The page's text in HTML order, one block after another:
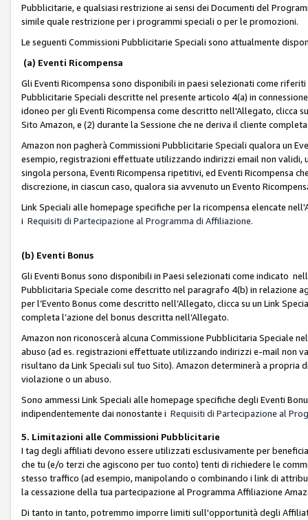
Pubblicitarie, e qualsiasi restrizione ai sensi dei Documenti del
simile quale restrizione per i programmi speciali o per le promozioni.
Le seguenti Commissioni Pubblicitarie Speciali sono attualmente
(a) Eventi Ricompensa
Gli Eventi Ricompensa sono disponibili in paesi selezionati come
Pubblicitarie Speciali descritte nel presente articolo 4(a) in
idoneo per gli Eventi Ricompensa come descritto nell'Allegato, clicca
Sito Amazon, e (2) durante la Sessione che ne deriva il cliente
Amazon non pagherà Commissioni Pubblicitarie Speciali qualora un
esempio, registrazioni effettuate utilizzando indirizzi email non
singola persona, Eventi Ricompensa ripetitivi, ed Eventi Ricompensa
discrezione, in ciascun caso, qualora sia avvenuto un Evento
Link Speciali alle homepage specifiche per la ricompensa elencate
i Requisiti di Partecipazione al Programma di Affiliazione.
(b) Eventi Bonus
Gli Eventi Bonus sono disponibili in Paesi selezionati come indicato
Pubblicitaria Speciale come descritto nel paragrafo 4(b) in relazione
per l’Evento Bonus come descritto nell’Allegato, clicca su un Link
completa l’azione del bonus descritta nell’Allegato.
Amazon non riconoscerà alcuna Commissione Pubblicitaria Speciale
abuso (ad es. registrazioni effettuate utilizzando indirizzi e-mail non
risultano da Link Speciali sul tuo Sito). Amazon determinerà a propria
violazione o un abuso.
Sono ammessi Link Speciali alle homepage specifiche degli Eventi
indipendentemente dai nonostante i Requisiti di Partecipazione al
5. Limitazioni alle Commissioni Pubblicitarie
I tag degli affiliati devono essere utilizzati esclusivamente per
che tu (e/o terzi che agiscono per tuo conto) tenti di richiedere le
stesso traffico (ad esempio, manipolando o combinando i link di
la cessazione della tua partecipazione al Programma Affiliazione
Di tanto in tanto, potremmo imporre limiti sull'opportunità degli